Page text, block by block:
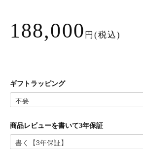
188,000 円(税込)
ギフトラッピング
商品レビューを書いて3年保証